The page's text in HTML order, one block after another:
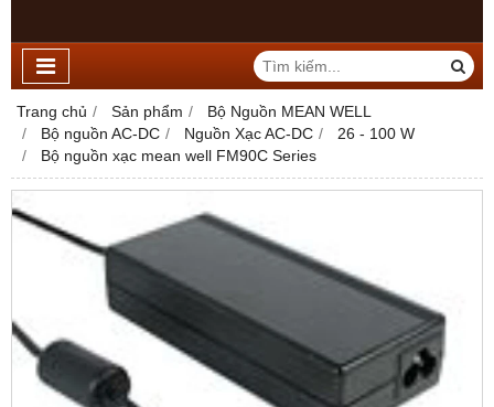
Trang chủ Sản phẩm
Bộ Nguồn MEAN WELL
Bộ nguồn AC-DC
Nguồn Xạc AC-DC
26 - 100 W
Bộ nguồn xạc mean well FM90C Series